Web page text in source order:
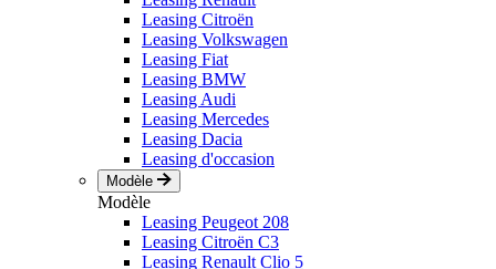
Leasing Citroën
Leasing Volkswagen
Leasing Fiat
Leasing BMW
Leasing Audi
Leasing Mercedes
Leasing Dacia
Leasing d'occasion
Modèle
Modèle
Leasing Peugeot 208
Leasing Citroën C3
Leasing Renault Clio 5